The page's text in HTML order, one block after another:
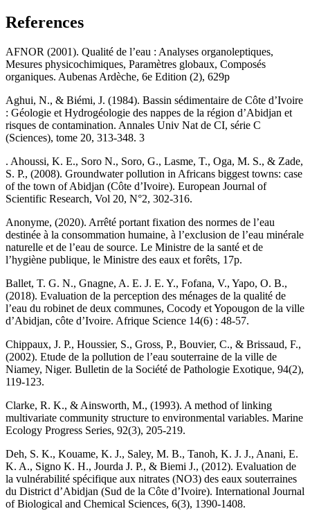
References
AFNOR (2001). Qualité de l’eau : Analyses organoleptiques,
Mesures physicochimiques, Paramètres globaux, Composés
organiques. Aubenas Ardèche, 6e Edition (2), 629p
Aghui, N., & Biémi, J. (1984). Bassin sédimentaire de Côte d’Ivoire
: Géologie et Hydrogéologie des nappes de la région d’Abidjan et
risques de contamination. Annales Univ Nat de CI, série C
(Sciences), tome 20, 313-348. 3
. Ahoussi, K. E., Soro N., Soro, G., Lasme, T., Oga, M. S., & Zade,
S. P., (2008). Groundwater pollution in Africans biggest towns: case
of the town of Abidjan (Côte d’Ivoire). European Journal of
Scientific Research, Vol 20, N°2, 302-316.
Anonyme, (2020). Arrêté portant fixation des normes de l’eau
destinée à la consommation humaine, à l’exclusion de l’eau minérale
naturelle et de l’eau de source. Le Ministre de la santé et de
l’hygiène publique, le Ministre des eaux et forêts, 17p.
Ballet, T. G. N., Gnagne, A. E. J. E. Y., Fofana, V., Yapo, O. B.,
(2018). Evaluation de la perception des ménages de la qualité de
l’eau du robinet de deux communes, Cocody et Yopougon de la ville
d’Abidjan, côte d’Ivoire. Afrique Science 14(6) : 48-57.
Chippaux, J. P., Houssier, S., Gross, P., Bouvier, C., & Brissaud, F.,
(2002). Etude de la pollution de l’eau souterraine de la ville de
Niamey, Niger. Bulletin de la Société de Pathologie Exotique, 94(2),
119-123.
Clarke, R. K., & Ainsworth, M., (1993). A method of linking
multivariate community structure to environmental variables. Marine
Ecology Progress Series, 92(3), 205-219.
Deh, S. K., Kouame, K. J., Saley, M. B., Tanoh, K. J. J., Anani, E.
K. A., Signo K. H., Jourda J. P., & Biemi J., (2012). Evaluation de
la vulnérabilité spécifique aux nitrates (NO3) des eaux souterraines
du District d’Abidjan (Sud de la Côte d’Ivoire). International Journal
of Biological and Chemical Sciences, 6(3), 1390-1408.